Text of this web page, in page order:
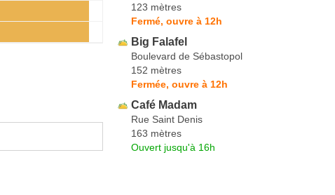
123 mètres
Fermé, ouvre à 12h
Big Falafel
Boulevard de Sébastopol
152 mètres
Fermée, ouvre à 12h
Café Madam
Rue Saint Denis
163 mètres
Ouvert jusqu'à 16h